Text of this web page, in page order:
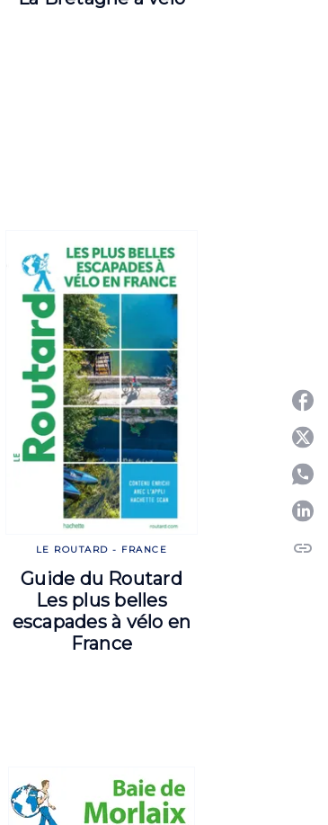
LE ROUTARD - FRANCE
Guide du Routard
Les plus belles
escapades à vélo en
France
link